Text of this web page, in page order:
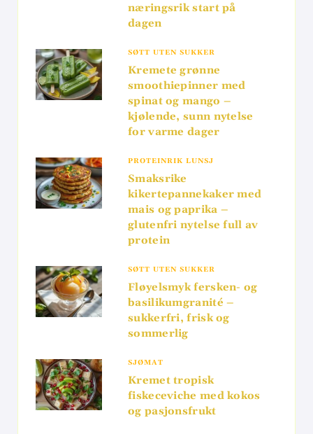
næringsrik start på
dagen
SØTT UTEN SUKKER
Kremete grønne
smoothiepinner med
spinat og mango –
kjølende, sunn nytelse
for varme dager
PROTEINRIK LUNSJ
Smaksrike
kikertepannekaker med
mais og paprika –
glutenfri nytelse full av
protein
SØTT UTEN SUKKER
Fløyelsmyk fersken- og
basilikumgranité –
sukkerfri, frisk og
sommerlig
SJØMAT
Kremet tropisk
fiskeceviche med kokos
og pasjonsfrukt